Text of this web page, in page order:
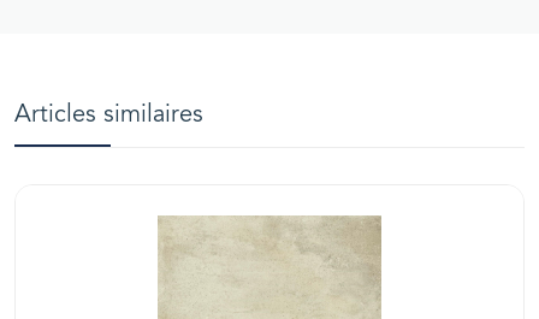
Articles similaires